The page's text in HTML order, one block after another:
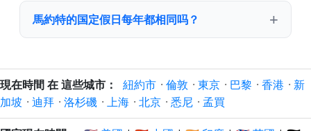
馬約特的国定假日每年都相同吗？
現在時間 在 這些城市： 紐約市 · 倫敦 · 東京 · 巴黎 · 香港 · 新
加坡 · 迪拜 · 洛杉磯 · 上海 · 北京 · 悉尼 · 孟買